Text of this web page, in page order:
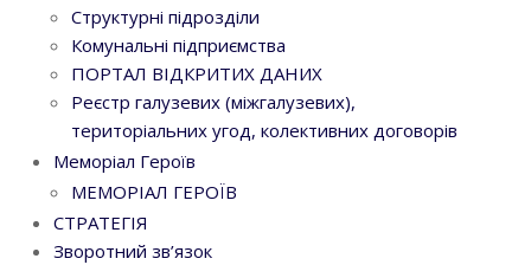
Структурні підрозділи
Комунальні підприємства
ПОРТАЛ ВІДКРИТИХ ДАНИХ
Реєстр галузевих (міжгалузевих),
територіальних угод, колективних договорів
Меморіал Героїв
МЕМОРІАЛ ГЕРОЇВ
СТРАТЕГІЯ
Зворотний зв’язок